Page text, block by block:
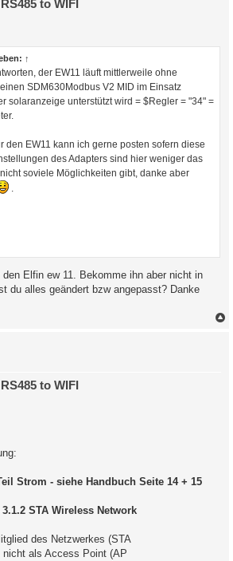
to WIFI
↑
der EW11 läuft mittlerweile ohne
SDM630Modbus V2 MID im Einsatz
solaranzeige unterstützt wird = $Regler = "34" =
den EW11 kann ich gerne posten sofern diese
des Adapters sind hier weniger das
soviele Möglichkeiten gibt, danke aber
.
Elfin ew 11. Bekomme ihn aber nicht in
du alles geändert bzw angepasst? Danke
to WIFI
Strom - siehe Handbuch Seite 14 + 15
STA Wireless Network
des Netzwerkes (STA
nicht als Access Point (AP